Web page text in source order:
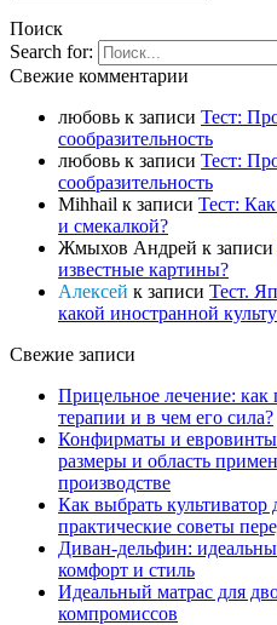
Поиск
Search for:
Свежие комментарии
любовь к записи Тест:
сообразительность
любовь к записи Тест:
сообразительность
Mihhail к записи Тест:
и смекалкой?
Жмыхов Андрей к записи
известные картины?
Алексей к записи Тест.
какой иностранной
Свежие записи
Прицельное лечение: как
терапии и в чем его сила?
Конфирматы и
размеры и область
производстве
Как выбрать культиватор
практические советы
Диван-дельфин:
комфорт и стиль
Идеальный матрас для
компромиссов